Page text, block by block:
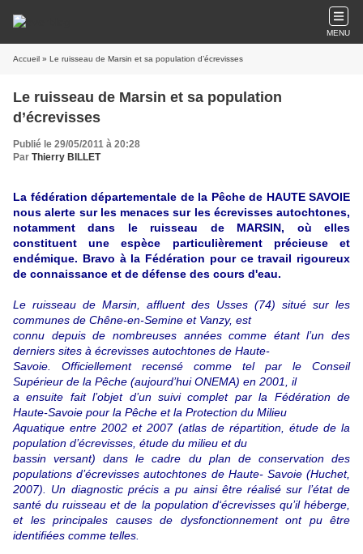
MENU
Accueil » Le ruisseau de Marsin et sa population d’écrevisses
Le ruisseau de Marsin et sa population
d’écrevisses
Publié le 29/05/2011 à 20:28
Par Thierry BILLET
La fédération départementale de la Pêche de HAUTE SAVOIE
nous alerte sur les menaces sur les écrevisses autochtones,
notamment dans le ruisseau de MARSIN, où elles
constituent une espèce particulièrement précieuse et
endémique. Bravo à la Fédération pour ce travail rigoureux
de connaissance et de défense des cours d'eau.
Le ruisseau de Marsin, affluent des Usses (74) situé sur les
communes de Chêne-en-Semine et Vanzy, est
connu depuis de nombreuses années comme étant l’un des
derniers sites à écrevisses autochtones de Haute-
Savoie. Officiellement recensé comme tel par le Conseil
Supérieur de la Pêche (aujourd’hui ONEMA) en 2001, il
a ensuite fait l’objet d’un suivi complet par la Fédération de
Haute-Savoie pour la Pêche et la Protection du Milieu
Aquatique entre 2002 et 2007 (atlas de répartition, étude de la
population d’écrevisses, étude du milieu et du
bassin versant) dans le cadre du plan de conservation des
populations d’écrevisses autochtones de Haute- Savoie (Huchet,
2007). Un diagnostic précis a pu ainsi être réalisé sur l’état de
santé du ruisseau et de la population d‘écrevisses qu’il héberge,
et les principales causes de dysfonctionnement ont pu être
identifiées comme telles.